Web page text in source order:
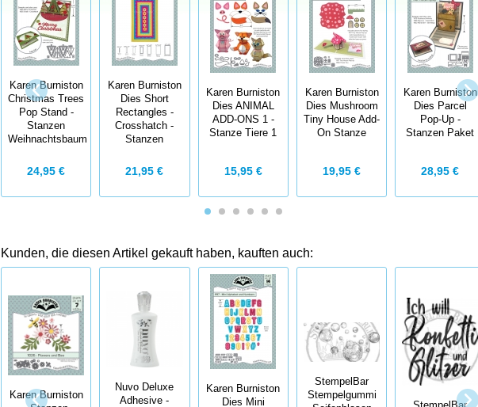
Karen Burniston
Christmas Trees
Pop Stand -
Stanzen
Weihnachtsbaum
24,95 €
Karen Burniston
Dies Short
Rectangles -
Crosshatch -
Stanzen
21,95 €
Karen Burniston
Dies ANIMAL
ADD-ONS 1 -
Stanze Tiere 1
15,95 €
Karen Burniston
Dies Mushroom
Tiny House Add-
On Stanze
19,95 €
Karen Burniston
Dies Parcel
Pop-Up -
Stanzen Paket
28,95 €
Kunden, die diesen Artikel gekauft haben, kauften auch:
Karen Burniston
Nuvo Deluxe
Adhesive -
Karen Burniston
Dies Mini
StempelBar
Stempelgummi